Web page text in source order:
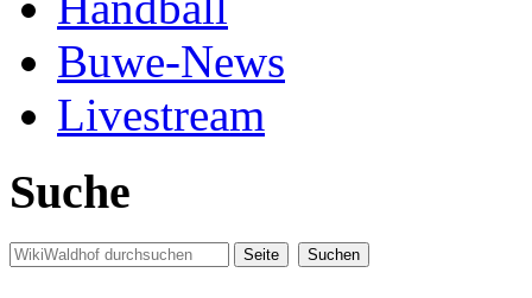
Buwe-News
Livestream
Suche